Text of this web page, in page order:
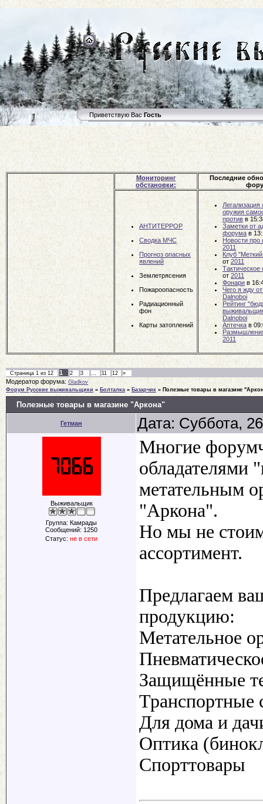
Приветствую ВасГость
Мониторинг
обстановки:
Последние
АНТИТЕРРОР
Сводка МЧС
Прогноз опасных
явлений
Землетрясения
Пожароопасность
Радиационный
фон
Карты затоплений
Легализация
оружия
против в
Заметки от
форума в
Новости про
2011
Клуб
от 2011
Тактическое
от 2011
Фонари в
Чего я жду
Dalnoboi
Рейтинг
Dalnoboi
Аптечка в
2011
Страница 1 из 12 1 2 3 11 12 »
Модератор форума: Gladkov
Форум Русские выживальщики » Болталка » Базарчик » Полезные товары в магазине
Полезные товары в магазине "Аркона"
Гетман Дата: Суббота,
Выживальщик
Группа: Камрады
Сообщений: 1250
Статус: не в сети
Многие
обладателями
метательным
"Аркона".
Но мы не
ассортимент.
Предлагаем
продукцию:
Метательное
Защищённые
Транспортные
Для дома и
Оптика
Спорттовары